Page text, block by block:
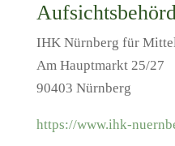
IHK Nürnberg für
Am Hauptmarkt 25/27
90403 Nürnberg
https://www.ihk-